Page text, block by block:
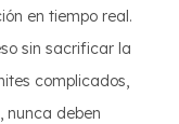
en tiempo real.
sin sacrificar la
complicados,
nunca deben